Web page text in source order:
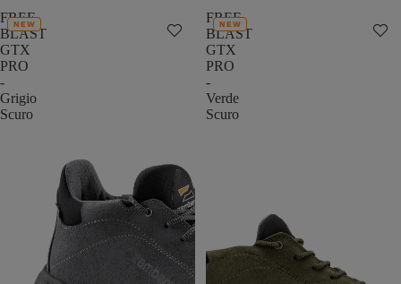
FREE
BLAST
GTX
PRO
-
Grigio
Scuro
NEW
FREE
BLAST
GTX
PRO
-
Verde
Scuro
NEW